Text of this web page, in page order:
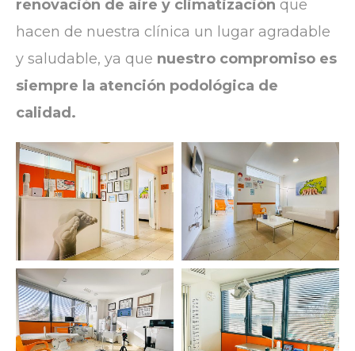
renovación de aire y climatización que
hacen de nuestra clínica un lugar agradable
y saludable, ya que nuestro compromiso es
siempre la atención podológica de
calidad.